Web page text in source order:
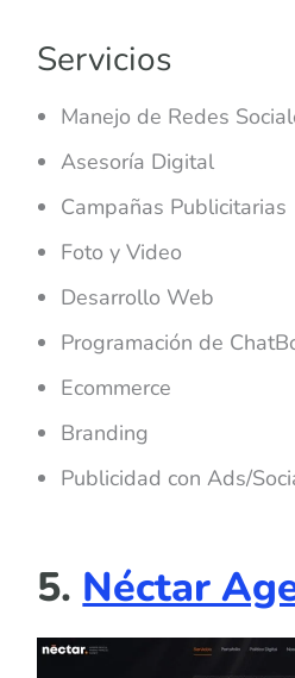
Servicios
Manejo de Redes
Asesoría Digital
Campañas Publicitarias
Foto y Video
Desarrollo Web
Programación de
Ecommerce
Branding
Publicidad con Ads/
5.Néctar